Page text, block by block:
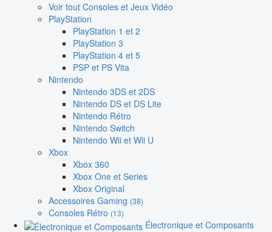
Voir tout Consoles et Jeux Vidéo
PlayStation
PlayStation 1 et 2
PlayStation 3
PlayStation 4 et 5
PSP et PS Vita
Nintendo
Nintendo 3DS et 2DS
Nintendo DS et DS Lite
Nintendo Rétro
Nintendo Switch
Nintendo Wii et Wii U
Xbox
Xbox 360
Xbox One et Series
Xbox Original
Accessoires Gaming (38)
Consoles Rétro (13)
Électronique et Composants